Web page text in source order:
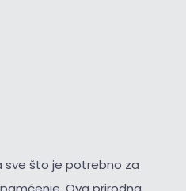
sve što je potrebno za